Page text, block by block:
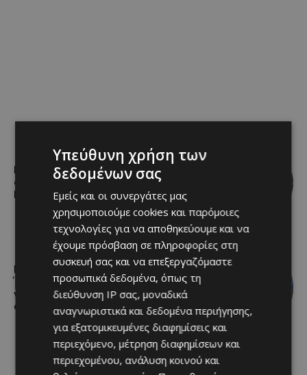
Η Peugeot είναι ο επίσημος
συνεργάτης του Φεστιβάλ
Κινηματογράφου της Βενετίας
Lidl Better Living Days #summer2026:
Ένα μοναδικό ταξίδι ευεξίας, γεμάτο
γεύση, ενέργεια και χαμόγελα σε
όλη την Κύπρο
Υπεύθυνη χρήση των
δεδομένων σας
Εμείς και οι συνεργάτες μας
χρησιμοποιούμε cookies και παρόμοιες
τεχνολογίες για να αποθηκεύουμε και να
έχουμε πρόσβαση σε πληροφορίες στη
συσκευή σας και να επεξεργαζόμαστε
προσωπικά δεδομένα, όπως τη
διεύθυνση IP σας, μοναδικά
αναγνωριστικά και δεδομένα περιήγησης,
για εξατομικευμένες διαφημίσεις και
περιεχόμενο, μέτρηση διαφημίσεων και
περιεχομένου, ανάλυση κοινού και